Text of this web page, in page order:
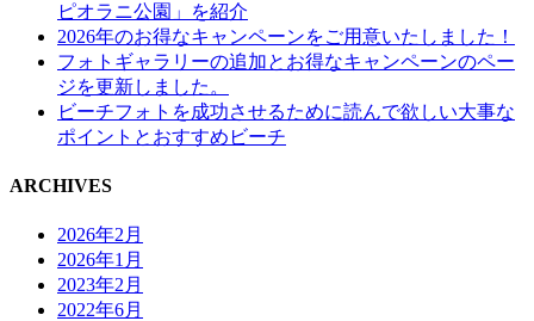
ピオラニ公園」を紹介
2026年のお得なキャンペーンをご用意いたしました！
フォトギャラリーの追加とお得なキャンペーンのペー
ジを更新しました。
ビーチフォトを成功させるために読んで欲しい大事な
ポイントとおすすめビーチ
ARCHIVES
2026年2月
2026年1月
2023年2月
2022年6月